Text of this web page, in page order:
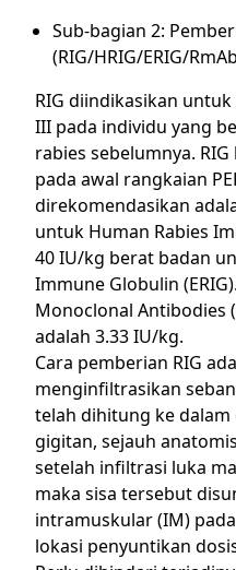
Sub-bagian 2:
(RIG/HRIG/ERIG/
RIG diindikasikan
III pada individu yang
rabies sebelumnya.
pada awal rangkaian
direkomendasikan
untuk Human Rabies
40 IU/kg berat badan
Immune Globulin
Monoclonal Antibodies
adalah 3.33 IU/kg.
Cara pemberian RIG
menginfiltrasikan
telah dihitung ke
gigitan, sejauh
setelah infiltrasi luka
maka sisa tersebut
intramuskular (IM)
lokasi penyuntikan